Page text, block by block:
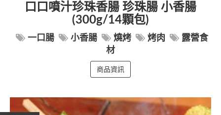
口口噴汁珍珠香腸 珍珠腸 小香腸
(300g/14顆包)
一口腸 小香腸 燒烤 烤肉
露營食
材
商品資訊